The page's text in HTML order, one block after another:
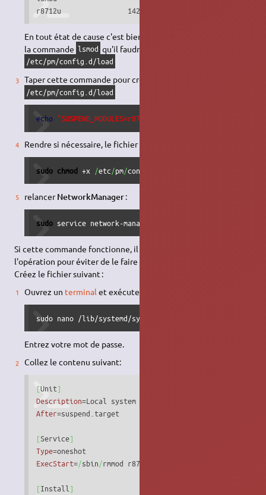
r8712u                142855  0
En tout état de cause c'est bien le nom du module listé par
la commande lsmod qu'il faudra insérer dans le fichier
/etc/pm/config.d/load
Taper cette commande pour créer (ou modifier) le fichier
/etc/pm/config.d/load
echo "SUSPEND_MODULES=r8712u"
Rendre si nécessaire, le fichier exécutable:
sudo chmod +x /etc/pm/config.d
relancerNetworkManager:
sudo service network-manager restart
Si cette commande fonctionne, il est possible d'automatiser
l'opération pour éviter de le faire après chaque mise en veille.
Créez le fichier suivant :
Ouvrez un terminal et exécutez la commande suivante :
sudo nano /lib/systemd/system/
Entrez votre mot de passe.
Collez le contenu suivant:
[Unit]
Description
After=suspend.target
[Service]
Type
ExecStart=/sbin/rmmod r8712u ;
[Install ]